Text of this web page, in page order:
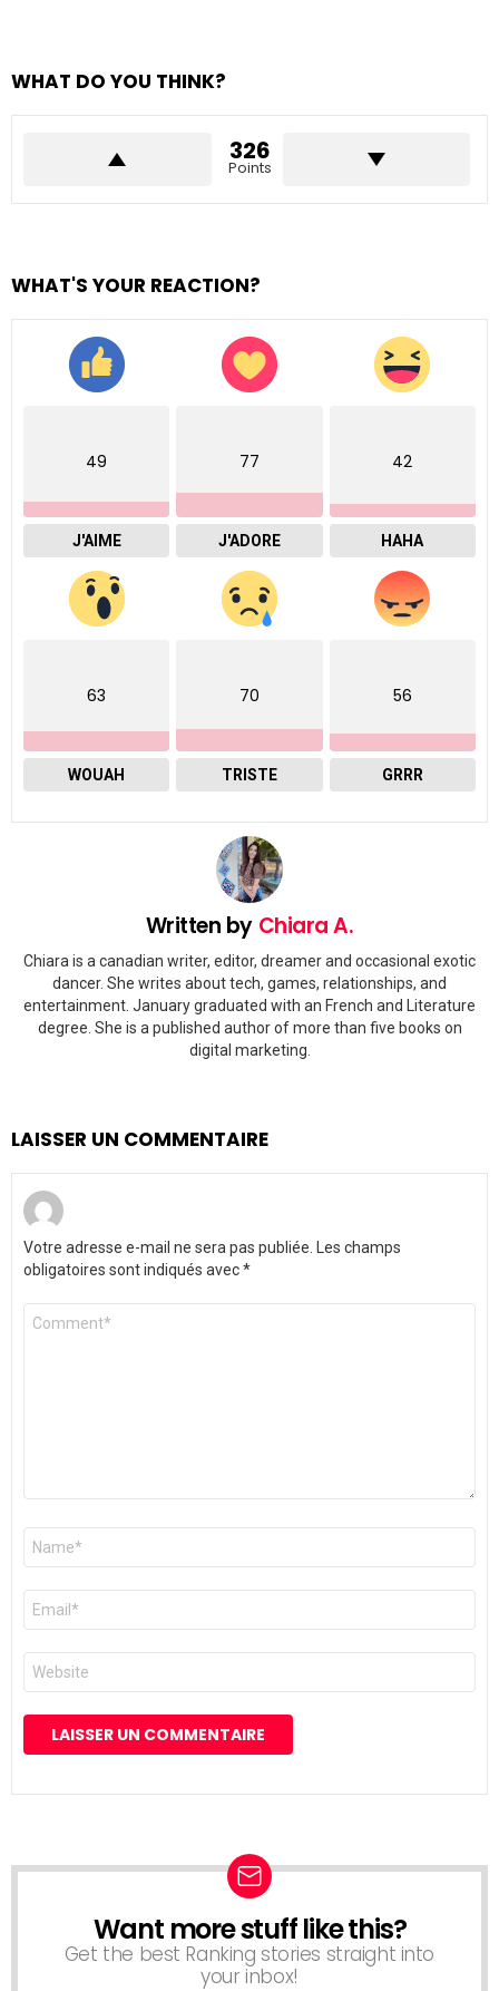
WHAT DO YOU THINK?
326
Points
WHAT'S YOUR REACTION?
49
J'AIME
77
J'ADORE
42
HAHA
63
WOUAH
70
TRISTE
56
GRRR
Written by Chiara A.
Chiara is a canadian writer, editor, dreamer and occasional exotic
dancer. She writes about tech, games, relationships, and
entertainment. January graduated with an French and Literature
degree. She is a published author of more than five books on
digital marketing.
LAISSER UN COMMENTAIRE
Votre adresse e-mail ne sera pas publiée.
Les champs
obligatoires sont indiqués avec*
Commentaire
Nom
E-
mail
*
Site
web
NEWSLETTER
Want more stuff like this?
Get the best Ranking stories straight into
your inbox!